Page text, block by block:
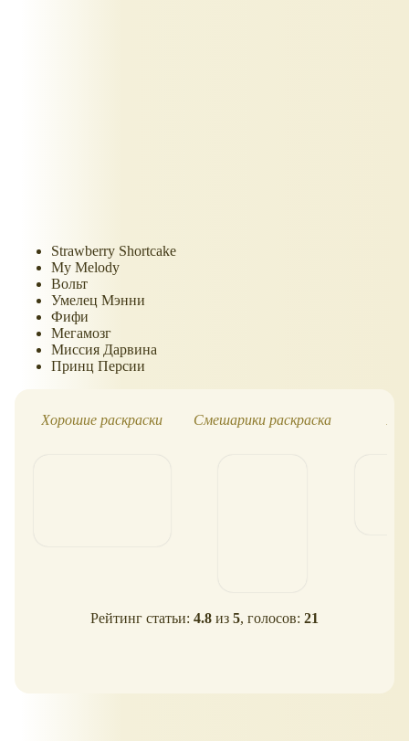
Strawberry Shortcake
My Melody
Вольт
Умелец Мэнни
Фифи
Мегамозг
Миссия Дарвина
Принц Персии
Хорошие раскраски Смешарики раскраска
Рейтинг статьи: 4.8 из 5, голосов: 21